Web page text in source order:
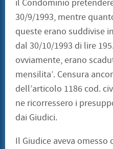
il Condominio
30/9/1993, mentre
queste erano suddivise
dal 30/10/1993 di lire
ovviamente, erano
mensilita’. Censura
dell’articolo 1186 cod.
ne ricorressero i
dai Giudici.
Il Giudice aveva